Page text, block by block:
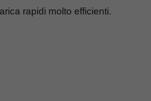
rapidi molto efficienti.